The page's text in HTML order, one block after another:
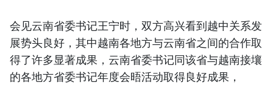
会见云南省委书记王宁时，双方高兴看到越中关系发
展势头良好，其中越南各地方与云南省之间的合作取
得了许多显著成果，云南省委书记同该省与越南接壤
的各地方省委书记年度会晤活动取得良好成果，